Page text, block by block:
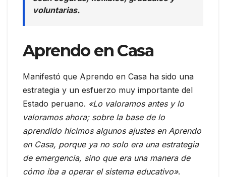
voluntarias.
Aprendo en Casa
Manifestó que Aprendo en Casa ha sido una
estrategia y un esfuerzo muy importante del
Estado peruano. «Lo valoramos antes y lo
valoramos ahora; sobre la base de lo
aprendido hicimos algunos ajustes en Aprendo
en Casa, porque ya no solo era una estrategia
de emergencia, sino que era una manera de
cómo iba a operar el sistema educativo».